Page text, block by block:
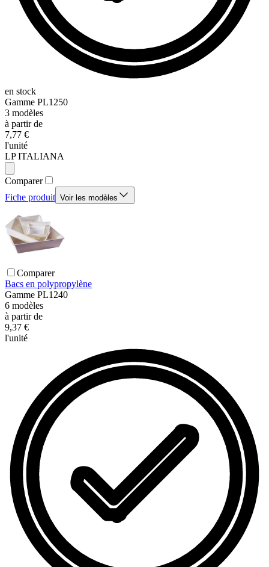
en stock
Gamme PL1250
3 modèles
à partir de
7,77 €
l'unité
LP ITALIANA
Comparer
Fiche produit Voir les modèles
Comparer
Bacs en polypropylène
Gamme PL1240
6 modèles
à partir de
9,37 €
l'unité